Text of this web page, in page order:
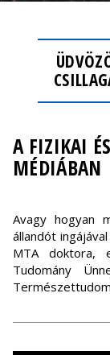
A FIZIKAI
MÉDIÁBAN
Avagy hogyan
állandót
MTA doktora,
Tudomány